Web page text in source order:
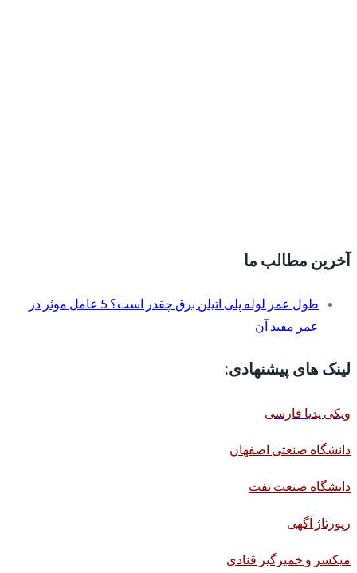
آخرین مطالب ما
طول عمر لوله پلی اتیلن برق چقدر است؟ 5 عامل موثر در
عمر مفید آن
لینک های پیشنهادی:
ویکی پدیا فارسی
دانشگاه صنعتی اصفهان
دانشگاه صنعت نفت
رپورتاژ آگهی
میکسر و خمیرگیر قنادی